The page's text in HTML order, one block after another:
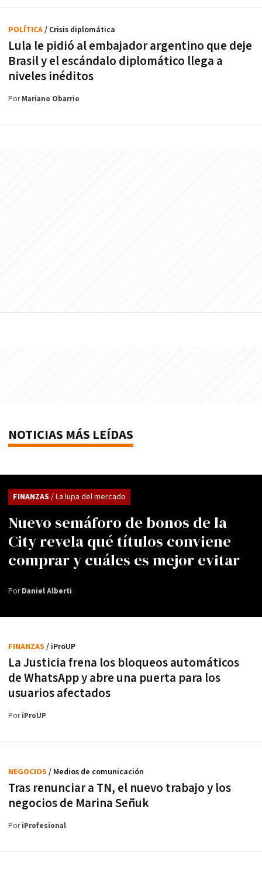
Lula le pidió al embajador argentino que deje
Brasil y el escándalo diplomático llega a
niveles inéditos
POLÍTICA/ Crisis diplomática
PorMariano Obarrio
NOTICIAS MÁS LEÍDAS
Nuevo semáforo de bonos de la
City revela qué títulos conviene
comprar y cuáles es mejor evitar
FINANZAS / La lupa del mercado
PorDaniel Alberti
La Justicia frena los bloqueos automáticos
de WhatsApp y abre una puerta para los
usuarios afectados
FINANZAS / iProUP
PoriProUP
Tras renunciar a TN, el nuevo trabajo y los
negocios de Marina Señuk
NEGOCIOS / Medios de comunicación
PoriProfesional